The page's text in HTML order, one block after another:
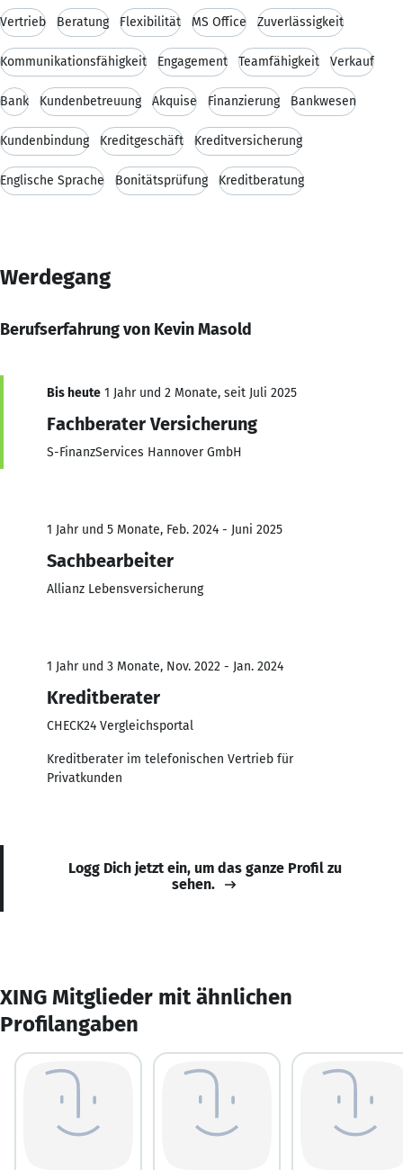
Vertrieb Beratung Flexibilität MS Office Zuverlässigkeit
Kommunikationsfähigkeit Engagement Teamfähigkeit Verkauf
Bank Kundenbetreuung Akquise Finanzierung Bankwesen
Kundenbindung Kreditgeschäft Kreditversicherung
Englische Sprache Bonitätsprüfung Kreditberatung
Werdegang
Berufserfahrung von Kevin Masold
Bis heute 1 Jahr und 2 Monate, seit Juli 2025
Fachberater Versicherung
S-FinanzServices Hannover GmbH
1 Jahr und 5 Monate, Feb. 2024 - Juni 2025
Sachbearbeiter
Allianz Lebensversicherung
1 Jahr und 3 Monate, Nov. 2022 - Jan. 2024
Kreditberater
CHECK24 Vergleichsportal
Kreditberater im telefonischen Vertrieb für
Privatkunden
Logg Dich jetzt ein, um das ganze Profil zu
sehen.
XING Mitglieder mit ähnlichen
Profilangaben